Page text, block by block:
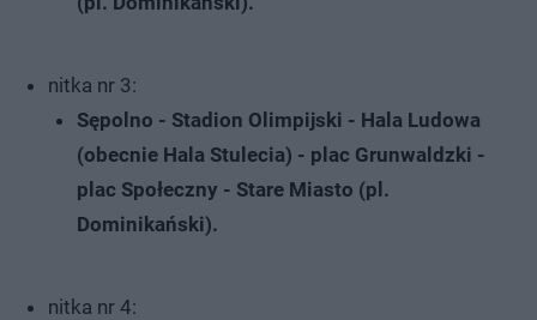
nitka nr 3:
Sępolno - Stadion Olimpijski - Hala Ludowa
(obecnie Hala Stulecia) - plac Grunwaldzki -
plac Społeczny - Stare Miasto (pl.
Dominikański).
nitka nr 4: